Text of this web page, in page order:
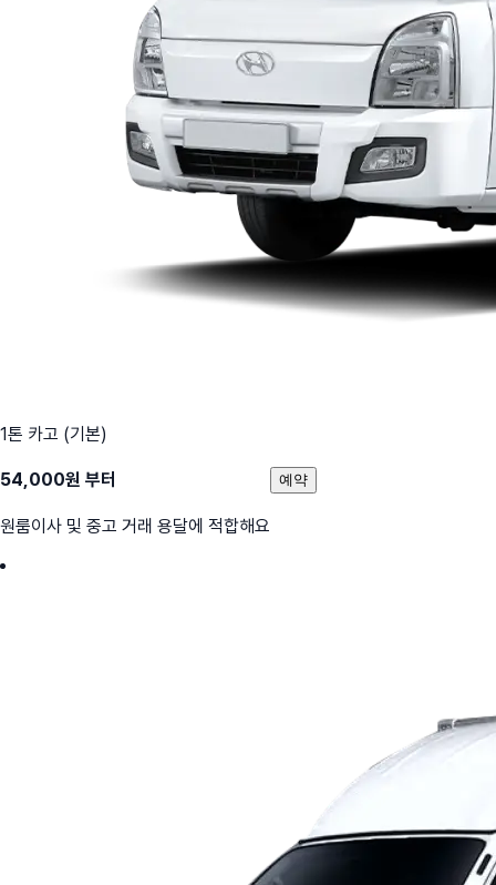
1톤 카고 (기본)
54,000원 부터
원룸이사 및 중고 거래 용달에 적합해요
예약